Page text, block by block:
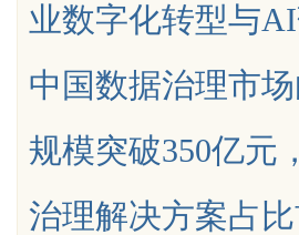
uz
业数字化转型与
中国数据治理市
规模突破350亿元
治理解决方案占